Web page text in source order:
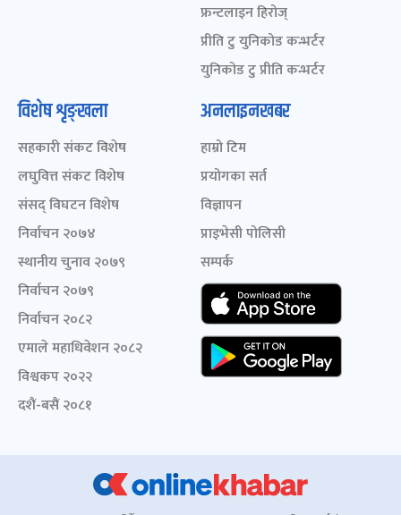
फ्रन्टलाइन हिरोज्
प्रीति टु युनिकोड कन्भर्टर
युनिकोड टु प्रीति कन्भर्टर
विशेष शृङ्खला
सहकारी संकट विशेष
लघुवित्त संकट विशेष
संसद् विघटन विशेष
निर्वाचन २०७४
स्थानीय चुनाव २०७९
निर्वाचन २०७९
निर्वाचन २०८२
एमाले महाधिवेशन २०८२
विश्वकप २०२२
दशैं-बसैं २०८१
अनलाइनखबर
हाम्रो टिम
प्रयोगका सर्त
विज्ञापन
प्राइभेसी पोलिसी
सम्पर्क